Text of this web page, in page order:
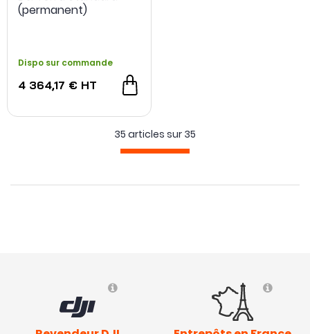
(permanent)
Dispo sur commande
4 364,17 € HT
35 articles sur 35